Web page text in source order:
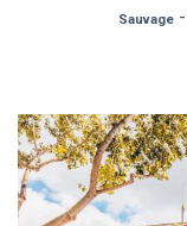
Sauvage -